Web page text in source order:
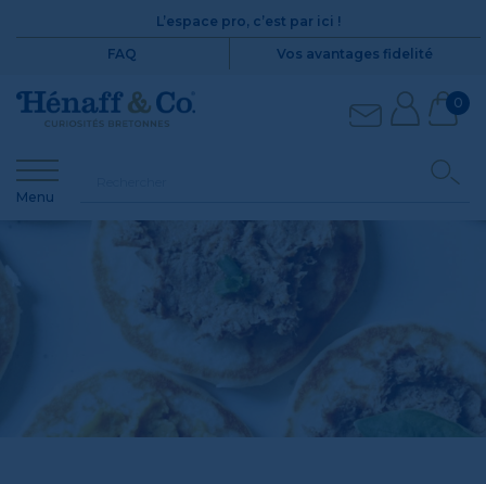
L’espace pro, c’est par ici !
FAQ
Vos avantages fidelité
0
Menu